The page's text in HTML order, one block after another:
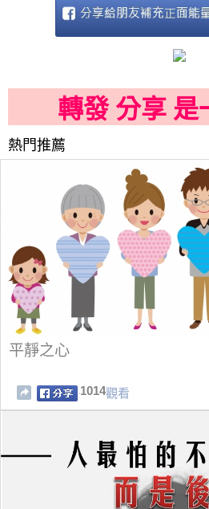
轉發 分享 是
熱門推薦
平靜之心
1014觀看